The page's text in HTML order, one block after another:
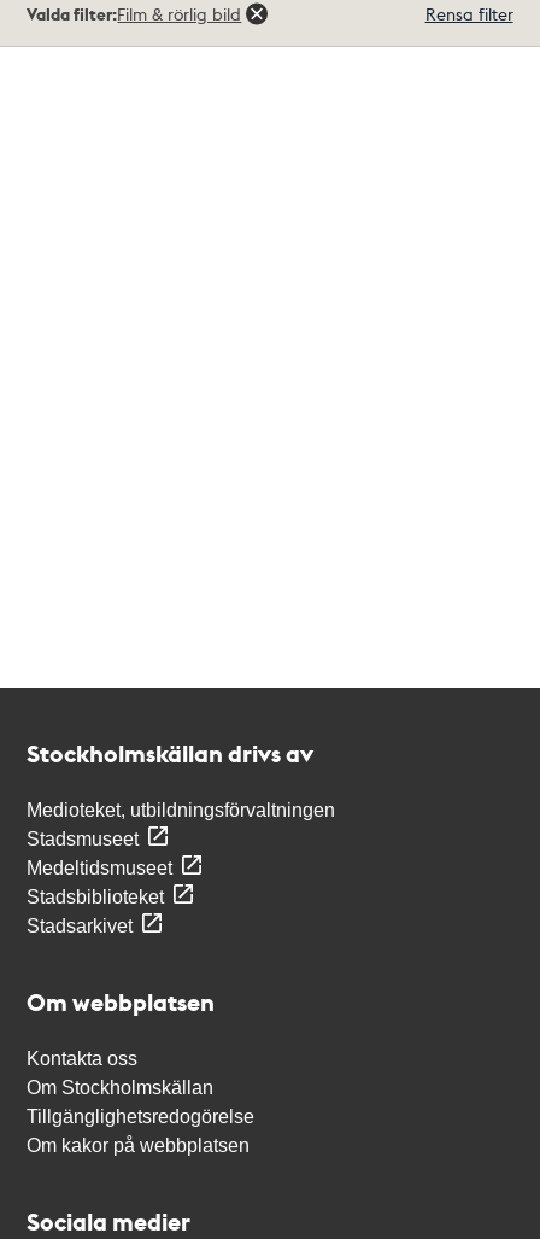
träffar
Valda filter:Film & rörlig bild Rensa filter
Stockholmskällan drivs av
Medioteket, utbildningsförvaltningen
Stadsmuseet
Medeltidsmuseet
Stadsbiblioteket
Stadsarkivet
Om webbplatsen
Kontakta oss
Om Stockholmskällan
Tillgänglighetsredogörelse
Om kakor på webbplatsen
Sociala medier